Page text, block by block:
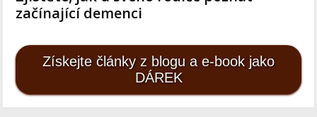
začínající demenci
Získejte články z blogu a e-book jako
DÁREK